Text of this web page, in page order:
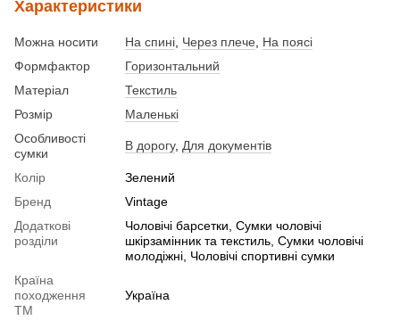
Характеристики
Можна носити На спині Через плече
На поясі
Формфактор
Горизонтальний
Матеріал
Текстиль
Розмір
Маленькі
Особливості
сумки
В дорогу, Для документів
Колір
Зелений
Бренд
Vintage
Додаткові
розділи
Чоловічі барсетки, Сумки чоловічі
шкірзамінник та текстиль, Сумки чоловічі
молодіжні, Чоловічі спортивні сумки
Країна
походження
ТМ
Україна